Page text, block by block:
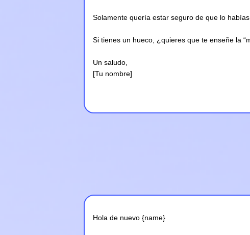
Solamente quería estar seguro de que lo
Si tienes un hueco, ¿quieres que te enseñe la
Un saludo,
[Tu nombre]
Hola de nuevo {name}